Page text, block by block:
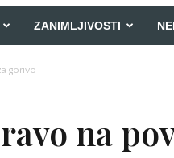
ZANIMLJIVOSTI
gorivo
na